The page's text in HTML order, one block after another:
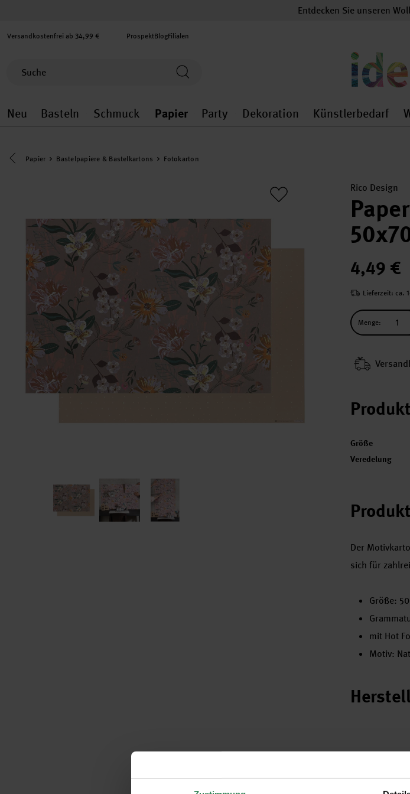
Entdecken Sie unseren
Versandkostenfrei ab 34,99 € ProspektBlogFilialen
Neu
Neu general.openMenu
Basteln
Basteln general.openMenu
Schmuck
Schmuck general.openMenu
Papier
Papier general.openMenu
Party
Party general.openMenu
Dekoration
Dekoration
Künstlerbedarf
Eine Kategorie zurück navigieren
Papier Bastelpapiere & Bastelkartons Fotokarton
Rico Design
4,49 €
Lieferzeit: ca.
Menge:
Größe
Veredelung
Der
sich für
Größe:
mit Hot
Motiv: